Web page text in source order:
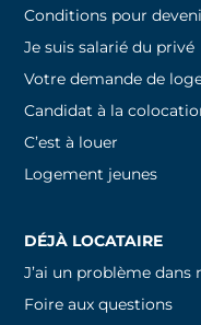
Conditions pour
Je suis salarié du privé
Votre demande de
Candidat à la
C’est à louer
Logement jeunes
DÉJÀ LOCATAIRE
J’ai un problème
Foire aux questions